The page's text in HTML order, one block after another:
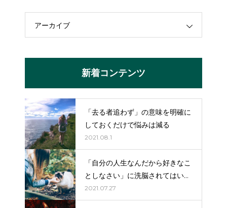
アーカイブ
新着コンテンツ
「去る者追わず」の意味を明確に
しておくだけで悩みは減る
2021.08.1
「自分の人生なんだから好きなこ
としなさい」に洗脳されてはいけ
ない。
2021.07.27